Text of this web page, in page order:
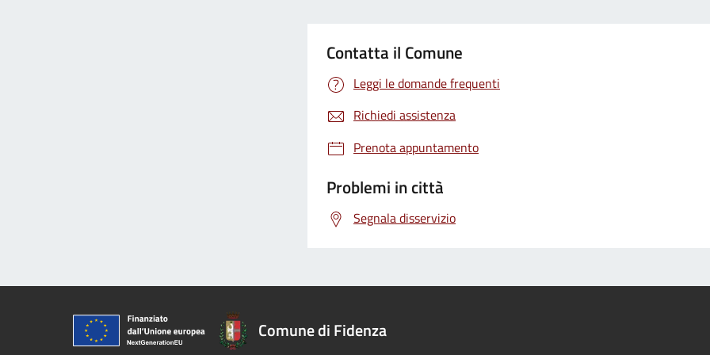
Contatta il Comune
Leggi le domande frequenti
Richiedi assistenza
Prenota appuntamento
Problemi in città
Segnala disservizio
Comune di Fidenza